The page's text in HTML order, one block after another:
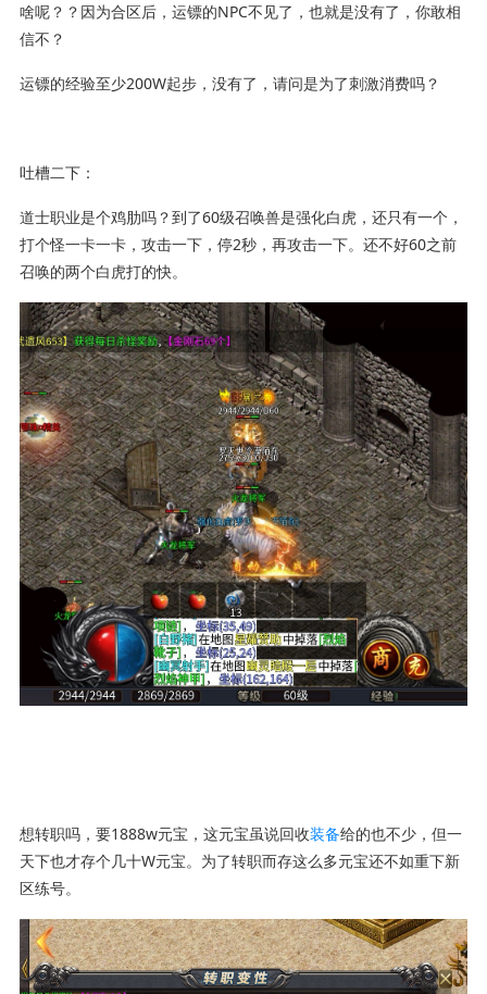
啥呢？？因为合区后，运镖的NPC不见了，也就是没有了，你敢相
信不？
运镖的经验至少200W起步，没有了，请问是为了刺激消费吗？
吐槽二下：
道士职业是个鸡肋吗？到了60级召唤兽是强化白虎，还只有一个，
打个怪一卡一卡，攻击一下，停2秒，再攻击一下。还不好60之前
召唤的两个白虎打的快。
想转职吗，要1888w元宝，这元宝虽说回收装备给的也不少，但一
天下也才存个几十W元宝。为了转职而存这么多元宝还不如重下新
区练号。